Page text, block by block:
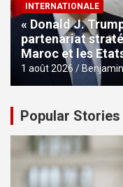
INTERNATIONALE
« Donald J.
partenariat
Maroc et les
1 août 2026 Benjamin
Popular Stories